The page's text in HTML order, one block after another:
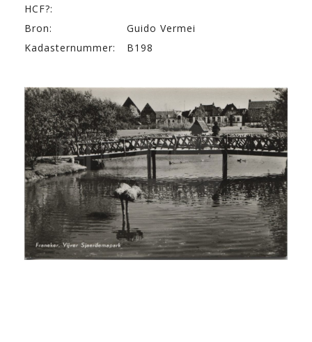
HCF?:
Bron:
Guido Vermei
Kadasternummer:
B198